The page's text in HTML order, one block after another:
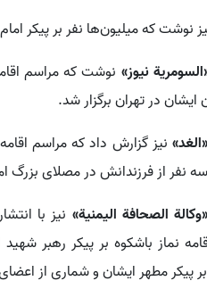
نوشت که میلیون‌ها نفر بر پیکر
نیوز» نوشت که مراسم
ایشان در تهران برگزار شد.
نیز گزارش داد که مراسم
نفر از فرزندانش در مصلای بزرگ
الصحافة الیمنیة» نیز با
نماز باشکوه بر پیکر رهبر
بر پیکر مطهر ایشان و شماری از